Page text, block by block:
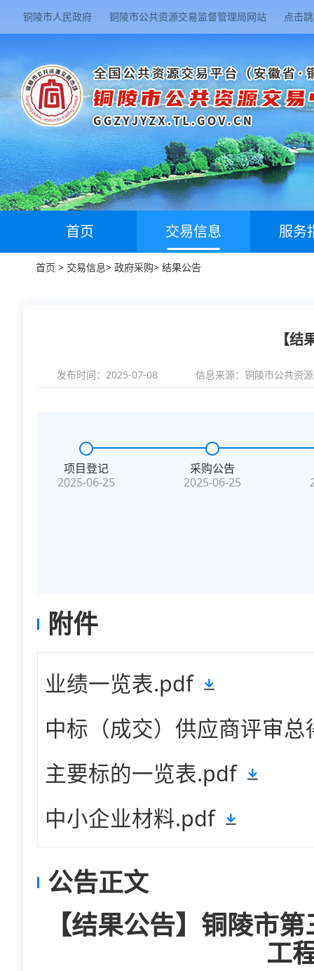
铜陵市人民政府 铜陵市公共资源交易监督管理局网站 点击
首页 交易信息 服务
首页 > 交易信息> 政府采购> 结果公告
【
发布时间：2025-07-08 信息来源： 铜陵市公共资
项目登记
2025-06-25
采购公告
2025-06-25
附件
业绩一览表.pdf
中标（成交）供应商评审
主要标的一览表.pdf
中小企业材料.pdf
公告正文
【结果公告】铜陵市
工